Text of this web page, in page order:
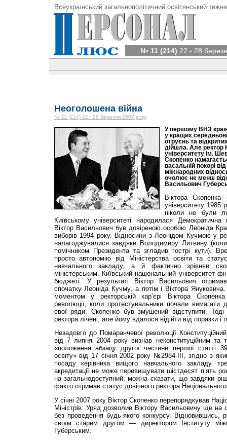
Всеукраїнський загальнополітичний освітянський
№ 11 (214) 22 - 28
Неоголошена війна
№ 11 (214) 22 - 28 березня 2007 року
У першому ВНЗ
у кращих
отруєнь та
дійшла. Але ректор
університету ім.
Скопенко
васальній покорі
міжнародних
очолює не менш
Васильович
Віктора Скопенка
університету 1985
ніколи не були
Київському університеті народилася
Віктор Васильович був довіреною особою Леоніда
виборів 1994 року. Відносини з Леонідом Кучмою у
налагоджувалися завдяки Володимиру Литвину
помічником Президента та згладив гострі кути).
просто автономію від Міністерства освіти та
навчального закладу, а й фактично зрівняв
міністерським. Київський національний університет
бюджеті. У результаті Віктор Васильович
спочатку Леоніда Кучму, а потім і Віктора
моментом у ректорській кар’єрі Віктора
революції, коли протестувальники почали вимагати
свої ряди. Скопенко був змушений відступити.
ректора лічені, але йому вдалося відійти від поразки і
Незадовго до Помаранчевої революції
від 7 липня 2004 року визнав неконституційним та
«положення абзацу другої частини першої статті
освіту» від 17 січня 2002 року №2984-ІІІ, згідно з
посаду керівника вищого навчального закладу
акредитації не може перевищувати шістдесят п’ять
на загальнодоступний, можна сказати, що завдяки
факто отримав статус довічного ректора Національного
У січні 2007 року Віктор Скопенко перепорядкував
Міністрів. Уряд дозволив Віктору Васильовичу ще на
без проведення будь-якого конкурсу. Відновившись,
своїм старим другом — директором Інституту
Губерським.